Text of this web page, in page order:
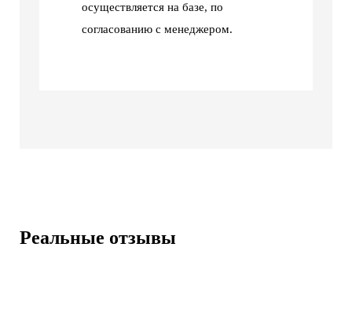
осуществляется на базе, по
согласованию с менеджером.
Реальные отзывы